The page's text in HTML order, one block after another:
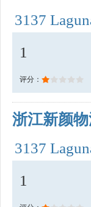
3137
1
评分：
浙江新颜
3137
1